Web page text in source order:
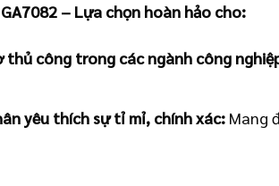
– Lựa chọn hoàn hảo cho:
thủ công trong các ngành công
yêu thích sự tỉ mỉ, chính xác: Mang